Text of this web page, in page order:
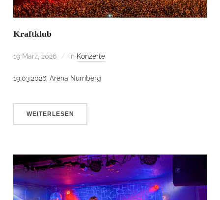
Kraftklub
19 März, 2026 in Konzerte
19.03.2026, Arena Nürnberg
WEITERLESEN